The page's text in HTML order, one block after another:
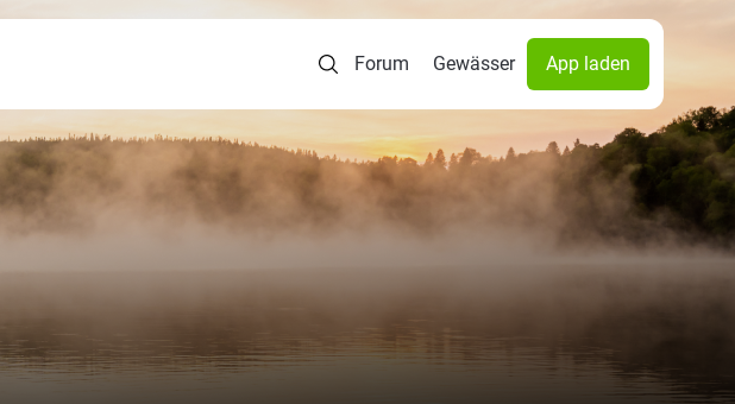
Forum Gewässer App laden